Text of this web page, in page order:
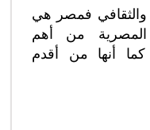
والثقافي فمصر هي
المصرية من أهم
كما أنها من أقدم